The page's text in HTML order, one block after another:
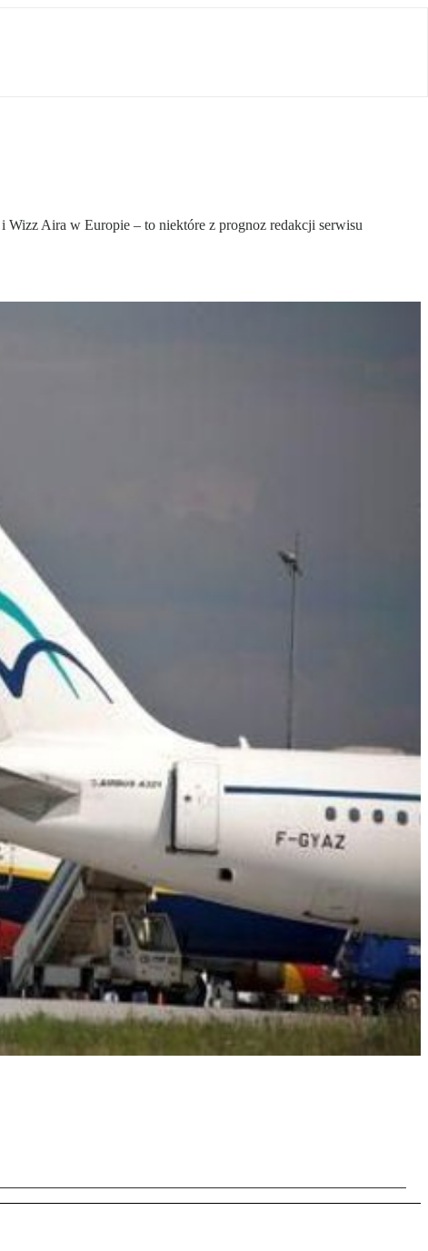
Aira w Europie – to niektóre z prognoz redakcji serwisu